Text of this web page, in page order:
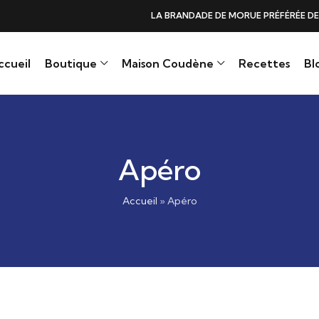
DE MORUE PRÉFÉRÉE DES GOURMANDS, N°1 DANS LES CŒURS ET
Boutique Maison Coudène Recettes
Apéro
Accueil » Apéro